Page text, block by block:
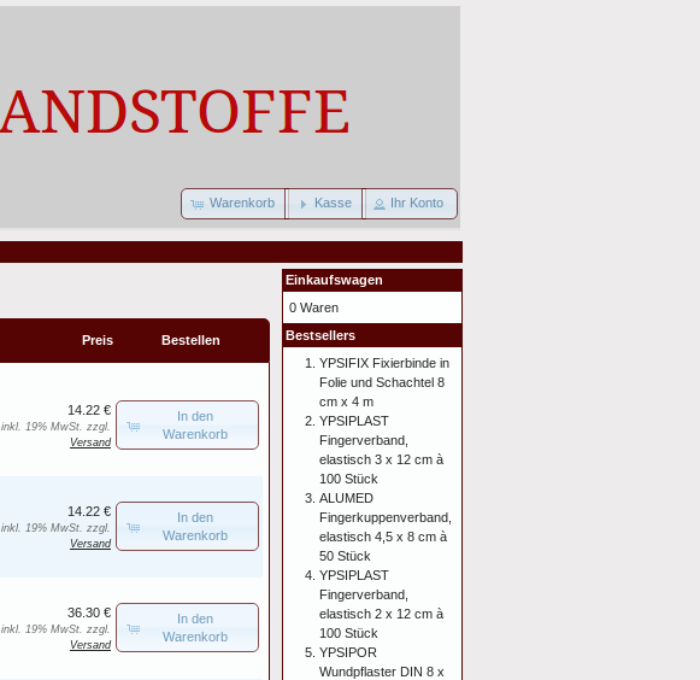
Warenkorb Kasse Ihr Konto
Preis Bestellen
14.22 €
inkl. 19% MwSt. zzgl.
Versand
In den
Warenkorb
14.22 €
inkl. 19% MwSt. zzgl.
Versand
In den
Warenkorb
36.30 €
inkl. 19% MwSt. zzgl.
Versand
In den
Warenkorb
Einkaufswagen
0 Waren
Bestsellers
YPSIFIX Fixierbinde in
Folie und Schachtel 8
cm x 4 m
YPSIPLAST
Fingerverband,
elastisch 3 x 12 cm à
100 Stück
ALUMED
Fingerkuppenverband,
elastisch 4,5 x 8 cm à
50 Stück
YPSIPLAST
Fingerverband,
elastisch 2 x 12 cm à
100 Stück
YPSIPOR
Wundpflaster DIN 8 x